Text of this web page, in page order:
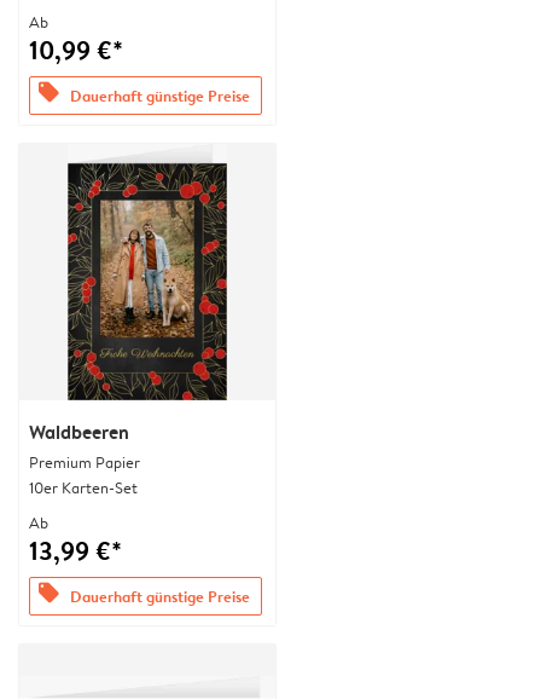
Ab
10,99 €*
offers Dauerhaft günstige Preise
Waldbeeren
Premium Papier
10er Karten-Set
Ab
13,99 €*
offers Dauerhaft günstige Preise